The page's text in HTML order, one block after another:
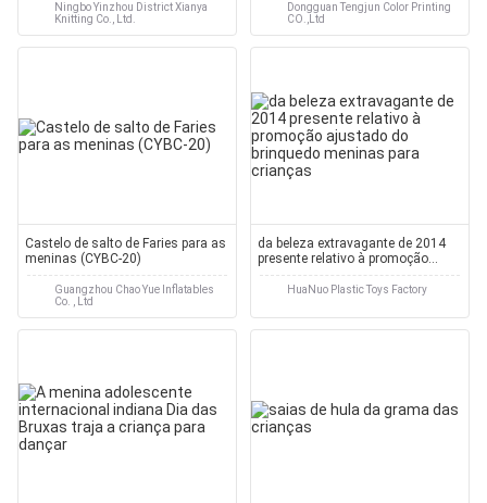
Ningbo Yinzhou District Xianya
Knitting Co., Ltd.
Dongguan Tengjun Color Printing
CO.,Ltd
Castelo de salto de Faries para as
meninas (CYBC-20)
Guangzhou Chao Yue Inflatables
Co. , Ltd
da beleza extravagante de 2014
presente relativo à promoção
ajustado do brinquedo meninas
para crianças
HuaNuo Plastic Toys Factory